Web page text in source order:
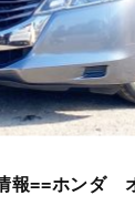
報==ホンダ